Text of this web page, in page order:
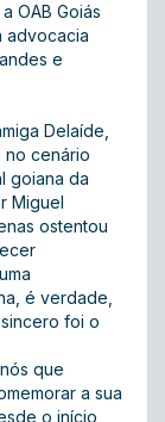
OAB Goiás
advocacia
e
Delaíde,
no cenário
goiana da
Miguel
ostentou
é verdade,
foi o
que
a sua
o início